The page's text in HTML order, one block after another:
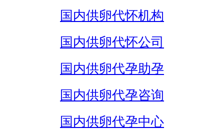
国内供卵代怀机构
国内供卵代怀公司
国内供卵代孕助孕
国内供卵代孕咨询
国内供卵代孕中心